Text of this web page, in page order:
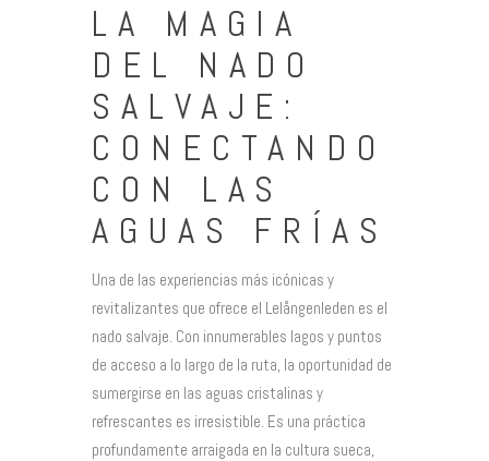
LA MAGIA
DEL NADO
SALVAJE:
CONECTANDO
CON LAS
AGUAS FRÍAS
Una de las experiencias más icónicas y
revitalizantes que ofrece el Lelångenleden es el
nado salvaje. Con innumerables lagos y puntos
de acceso a lo largo de la ruta, la oportunidad de
sumergirse en las aguas cristalinas y
refrescantes es irresistible. Es una práctica
profundamente arraigada en la cultura sueca,